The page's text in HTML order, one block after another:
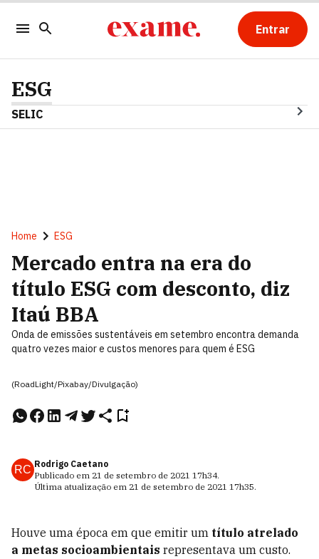
Entrar
ESG
SELIC
Home ESG
Mercado entra na era do
título ESG com desconto, diz
Itaú BBA
Onda de emissões sustentáveis em setembro encontra demanda
quatro vezes maior e custos menores para quem é ESG
(RoadLight/Pixabay/Divulgação)
RC Rodrigo Caetano
Publicado em 21 de setembro de 2021 17h34.
Última atualização em 21 de setembro de 2021 17h35.
Houve uma época em que emitir um título atrelado
a metas socioambientais representava um custo.